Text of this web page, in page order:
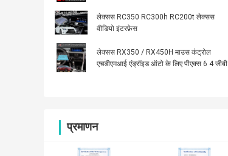
लेक्सस RC350 RC300h RC200t लेक्सस
वीडियो इंटरफ़ेस
लेक्सस RX350 / RX450H माउस कंट्रोल
एचडीएमआई एंड्रॉइड ऑटो के लिए पीएक्स 6 4 जीबी
प्रमाणन